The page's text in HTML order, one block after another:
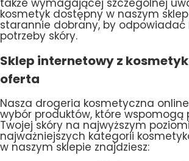
kosmetyk dostępny w naszym
starannie dobrany, by odpowiadać
potrzeby skóry.
Sklep internetowy z
oferta
Nasza drogeria kosmetyczna
wybór produktów, które wspomogą
Twojej skóry na najwyższym
najważniejszych kategorii
w naszym sklepie znajdziesz: